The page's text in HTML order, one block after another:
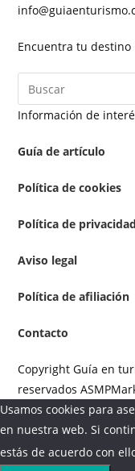
Encuentra tu destino
Información de
Guía de artículo
Política de cookies
Política de privacidad
Aviso legal
Política de afiliación
Contacto
Copyright Guía en
reservados
Usamos cookies para
en nuestra web. Si
estás de acuerdo con